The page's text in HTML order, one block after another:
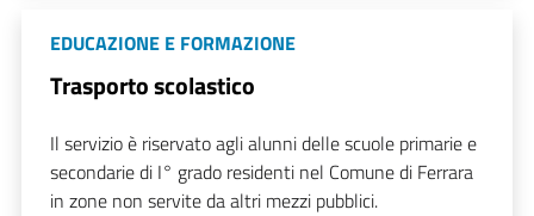
EDUCAZIONE E FORMAZIONE
Trasporto scolastico
Il servizio è riservato agli alunni delle scuole primarie e
secondarie di I° grado residenti nel Comune di Ferrara
in zone non servite da altri mezzi pubblici.